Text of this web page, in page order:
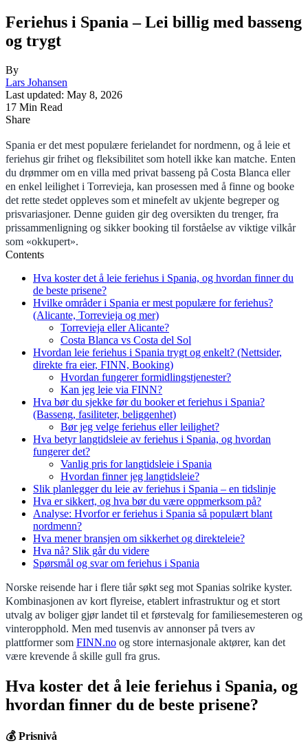
Feriehus i Spania – Lei billig med basseng
og trygt
By
Lars Johansen
Last updated: May 8, 2026
17 Min Read
Share
Spania er det mest populære ferielandet for nordmenn, og å leie et
feriehus gir frihet og fleksibilitet som hotell ikke kan matche. Enten
du drømmer om en villa med privat basseng på Costa Blanca eller
en enkel leilighet i Torrevieja, kan prosessen med å finne og booke
det rette stedet oppleves som et minefelt av ukjente begreper og
prisvariasjoner. Denne guiden gir deg oversikten du trenger, fra
prissammenligning og sikker booking til forståelse av viktige vilkår
som «okkupert».
Contents
Hva koster det å leie feriehus i Spania, og hvordan finner du
de beste prisene?
Hvilke områder i Spania er mest populære for feriehus?
(Alicante, Torrevieja og mer)
Torrevieja eller Alicante?
Costa Blanca vs Costa del Sol
Hvordan leie feriehus i Spania trygt og enkelt? (Nettsider,
direkte fra eier, FINN, Booking)
Hvordan fungerer formidlingstjenester?
Kan jeg leie via FINN?
Hva bør du sjekke før du booker et feriehus i Spania?
(Basseng, fasiliteter, beliggenhet)
Bør jeg velge feriehus eller leilighet?
Hva betyr langtidsleie av feriehus i Spania, og hvordan
fungerer det?
Vanlig pris for langtidsleie i Spania
Hvordan finner jeg langtidsleie?
Slik planlegger du leie av feriehus i Spania – en tidslinje
Hva er sikkert, og hva bør du være oppmerksom på?
Analyse: Hvorfor er feriehus i Spania så populært blant
nordmenn?
Hva mener bransjen om sikkerhet og direkteleie?
Hva nå? Slik går du videre
Spørsmål og svar om feriehus i Spania
Norske reisende har i flere tiår søkt seg mot Spanias solrike kyster.
Kombinasjonen av kort flyreise, etablert infrastruktur og et stort
utvalg av boliger gjør landet til et førstevalg for familiesemesteren og
vinteropphold. Men med tusenvis av annonser på tvers av
plattformer som FINN.no og store internasjonale aktører, kan det
være krevende å skille gull fra grus.
Hva koster det å leie feriehus i Spania, og
hvordan finner du de beste prisene?
💰 Prisnivå